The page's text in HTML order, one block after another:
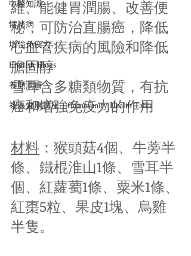
中醫知識
情緒病
增強免疫力
English Blogs
養顏潤膚
社區健康講座｜Community Health Talks
維、能健胃潤腸、改善便
秘，可防治直腸癌，降低
心血管疾病的風險和降低
膽固醇
雪耳含多糖類物質，有抗
癌和増強免疫力的作用
材料 ：猴頭菇4個、牛蒡半
條、鐵棍淮山1條、雪耳半
個、紅蘿薥1條、粟米1條、
紅棗5粒、果皮1塊、烏雞
半隻。